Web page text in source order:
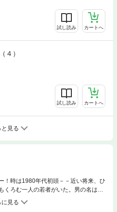
試し読み カートへ
４）
試し読み カートへ
と見る
！時は1980年代初頭－－近い将来、ひ
くろむ一人の若者がいた。男の名は焔
たいが、漫画が第一。自分の無力さに
あるさ。熱き野望と空回りの毎日に苦